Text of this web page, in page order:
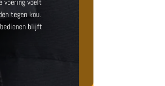
tegen kou.
blijft